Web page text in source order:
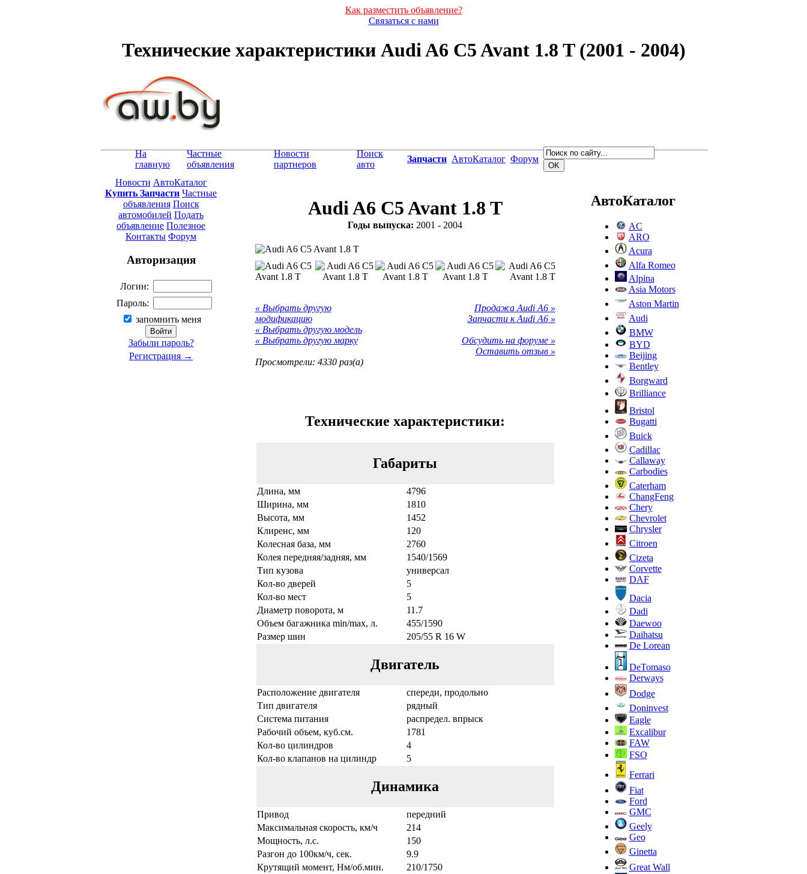
Как разместить объявление?
Связаться с нами
Технические характеристики Audi A6 C5 Avant 1.8 T (2001 - 2004)
На
главную
Частные
объявления
Новости
партнеров
Поиск
авто
Запчасти АвтоКаталог Форум
Новости АвтоКаталог
Купить Запчасти Частные
объявления Поиск
автомобилей Подать
объявление Полезное
Контакты Форум
Авторизация
Логин:
Пароль:
запомнить меня
Забыли пароль?
Регистрация →
Audi A6 C5 Avant 1.8 T
Годы выпуска: 2001 - 2004
« Выбрать другую
модификацию
« Выбрать другую модель
« Выбрать другую марку
Просмотрели: 4330 раз(а)
Продажа Audi A6 »
Запчасти к Audi A6 »
Обсудить на форуме »
Оставить отзыв »
Технические характеристики:
Габариты
Длина, мм
4796
Ширина, мм
1810
Высота, мм
1452
Клиренс, мм
120
Колесная база, мм
2760
Колея передняя/задняя, мм
1540/1569
Тип кузова
универсал
Кол-во дверей
5
Кол-во мест
5
Диаметр поворота, м
11.7
Объем багажника min/max, л.
455/1590
Размер шин
205/55 R 16 W
Двигатель
Расположение двигателя
спереди, продольно
Тип двигателя
рядный
Система питания
распредел. впрыск
Рабочий объем, куб.см.
1781
Кол-во цилиндров
4
Кол-во клапанов на цилиндр
5
Динамика
Привод
передний
Максимальная скорость, км/ч
214
Мощность, л.с.
150
Разгон до 100км/ч, сек.
9.9
Крутящий момент, Нм/об.мин.
210/1750
АвтоКаталог
AC
ARO
Acura
Alfa Romeo
Alpina
Asia Motors
Aston Martin
Audi
BMW
BYD
Beijing
Bentley
Borgward
Brilliance
Bristol
Bugatti
Buick
Cadillac
Callaway
Carbodies
Caterham
ChangFeng
Chery
Chevrolet
Chrysler
Citroen
Cizeta
Corvette
DAF
Dacia
Dadi
Daewoo
Daihatsu
De Lorean
DeTomaso
Derways
Dodge
Doninvest
Eagle
Excalibur
FAW
FSO
Ferrari
Fiat
Ford
GMC
Geely
Geo
Ginetta
Great Wall